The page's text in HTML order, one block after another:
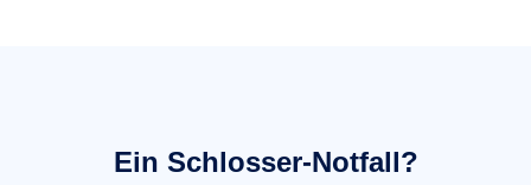
Ein Schlosser-Notfall?